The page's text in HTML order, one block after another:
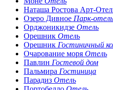
Наташа Ростова Арт-
Озеро Дивное Парк-отель
Орджоникидзе Отель
Орешник Отель
Орешник Гостиничный
Очарование моря Отель
Павлин Гостевой дом
Пальмира Гостиница
Парадиз Отель